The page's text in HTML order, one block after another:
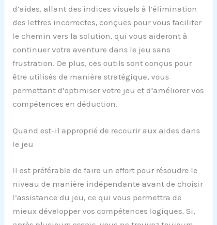
d’aides, allant des indices visuels à l’élimination
des lettres incorrectes, conçues pour vous faciliter
le chemin vers la solution, qui vous aideront à
continuer votre aventure dans le jeu sans
frustration. De plus, ces outils sont conçus pour
être utilisés de manière stratégique, vous
permettant d’optimiser votre jeu et d’améliorer vos
compétences en déduction.
Quand est-il approprié de recourir aux aides dans
le jeu
Il est préférable de faire un effort pour résoudre le
niveau de manière indépendante avant de choisir
l’assistance du jeu, ce qui vous permettra de
mieux développer vos compétences logiques. Si,